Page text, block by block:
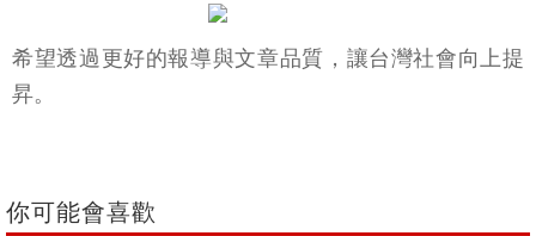
希望透過更好的報導與文章品質，讓台灣社會向上提
昇。
你可能會喜歡